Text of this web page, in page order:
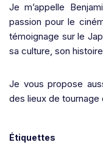
Je m’appelle
passion pour le
témoignage sur le
sa culture, son
Je vous propose
des lieux de tournage
Étiquettes